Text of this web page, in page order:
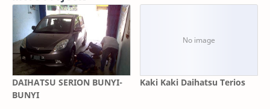
DAIHATSU SERION BUNYI-
BUNYI
Kaki Kaki Daihatsu Terios